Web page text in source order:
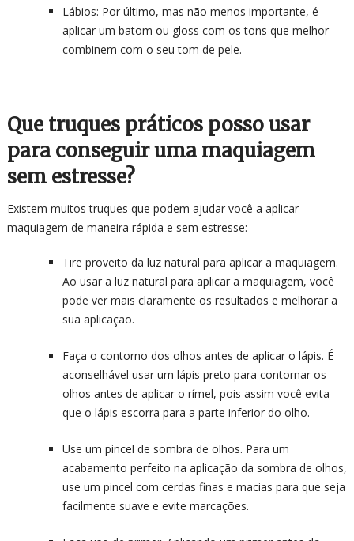
Lábios: Por último, mas não menos importante, é
aplicar um batom ou gloss com os tons que melhor
combinem com o seu tom de pele.
Que truques práticos posso usar
para conseguir uma maquiagem
sem estresse?
Existem muitos truques que podem ajudar você a aplicar
maquiagem de maneira rápida e sem estresse:
Tire proveito da luz natural para aplicar a maquiagem.
Ao usar a luz natural para aplicar a maquiagem, você
pode ver mais claramente os resultados e melhorar a
sua aplicação.
Faça o contorno dos olhos antes de aplicar o lápis. É
aconselhável usar um lápis preto para contornar os
olhos antes de aplicar o rímel, pois assim você evita
que o lápis escorra para a parte inferior do olho.
Use um pincel de sombra de olhos. Para um
acabamento perfeito na aplicação da sombra de olhos,
use um pincel com cerdas finas e macias para que seja
facilmente suave e evite marcações.